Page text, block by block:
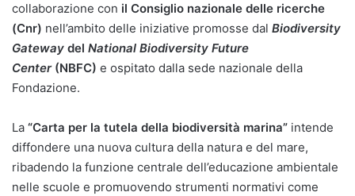
collaborazione con il Consiglio nazionale delle ricerche
(Cnr) nell’ambito delle iniziative promosse dal Biodiversity
Gateway del National Biodiversity Future
Center (NBFC) e ospitato dalla sede nazionale della
Fondazione.
La “Carta per la tutela della biodiversità marina” intende
diffondere una nuova cultura della natura e del mare,
ribadendo la funzione centrale dell’educazione ambientale
nelle scuole e promuovendo strumenti normativi come